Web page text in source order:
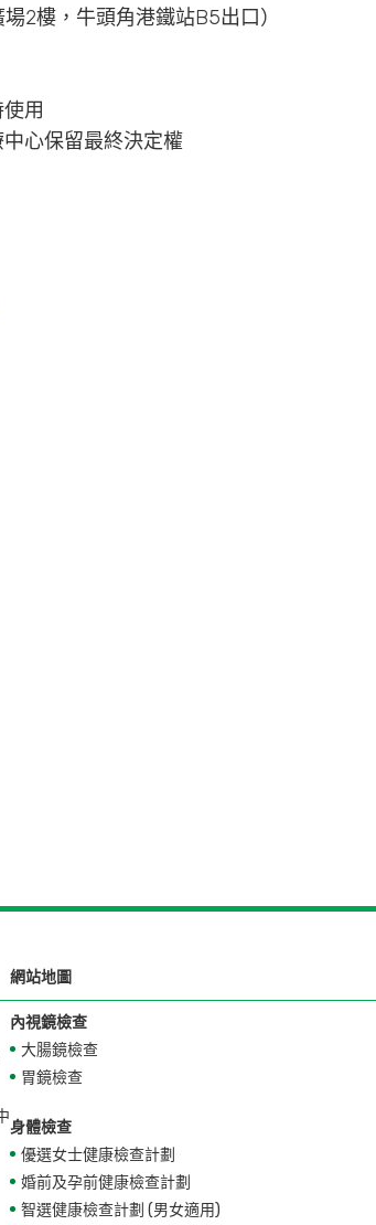
2樓，牛頭角港鐵站B5出口）
用
心保留最終決定權
網站地圖
內視鏡檢查
大腸鏡檢查
胃鏡檢查
身體檢查
優選女士健康檢查計劃
婚前及孕前健康檢查計劃
智選健康檢查計劃 (男女適用)